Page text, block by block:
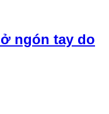
ngón tay do